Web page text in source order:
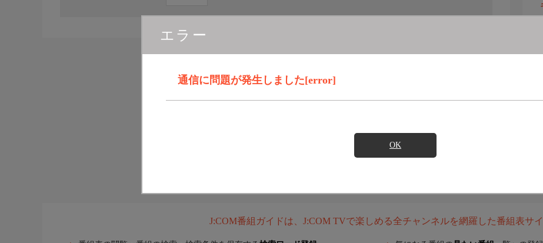
エラー
通信に問題が発生しました[error]
OK
J:COM番組ガイドは、J:COM TVで楽しめる全チャンネルを網羅した番組表サイ